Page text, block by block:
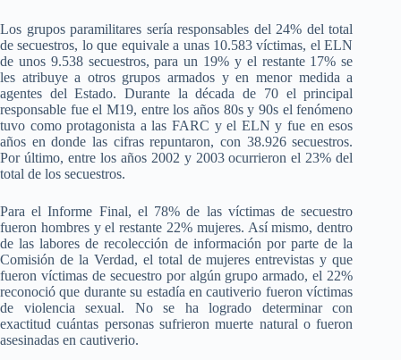
Los grupos paramilitares sería responsables del 24% del total
de secuestros, lo que equivale a unas 10.583 víctimas, el ELN
de unos 9.538 secuestros, para un 19% y el restante 17% se
les atribuye a otros grupos armados y en menor medida a
agentes del Estado. Durante la década de 70 el principal
responsable fue el M19, entre los años 80s y 90s el fenómeno
tuvo como protagonista a las FARC y el ELN y fue en esos
años en donde las cifras repuntaron, con 38.926 secuestros.
Por último, entre los años 2002 y 2003 ocurrieron el 23% del
total de los secuestros.
Para el Informe Final, el 78% de las víctimas de secuestro
fueron hombres y el restante 22% mujeres. Así mismo, dentro
de las labores de recolección de información por parte de la
Comisión de la Verdad, el total de mujeres entrevistas y que
fueron víctimas de secuestro por algún grupo armado, el 22%
reconoció que durante su estadía en cautiverio fueron víctimas
de violencia sexual. No se ha logrado determinar con
exactitud cuántas personas sufrieron muerte natural o fueron
asesinadas en cautiverio.